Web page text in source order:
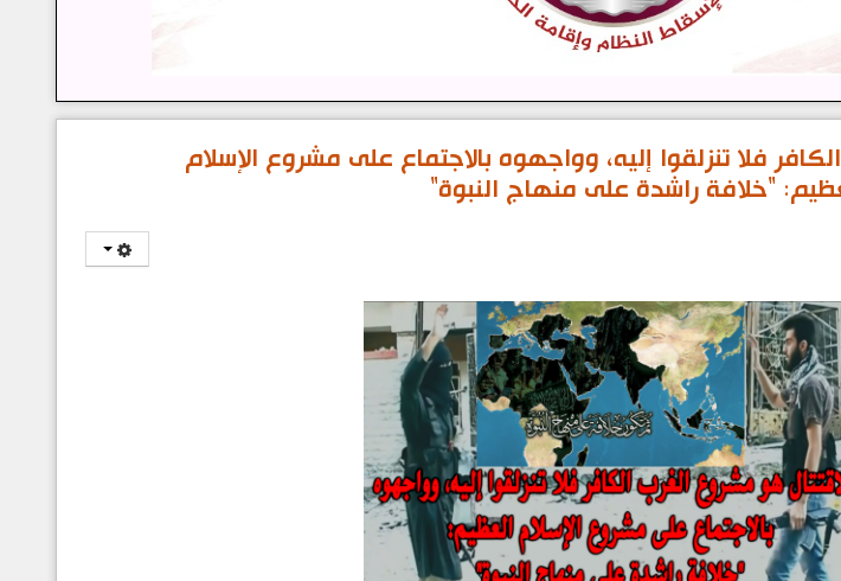
فلا تنزلقوا إليه، وواجهوه بالاجتماع على مشروع الإسلام
"خلافة راشدة على منهاج النبوة"